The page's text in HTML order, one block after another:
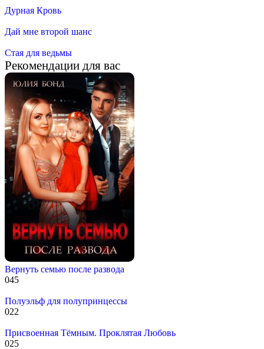
Дурная Кровь
Дай мне второй шанс
Стая для ведьмы
Рекомендации для вас
Вернуть семью после развода
045
Полуэльф для полупринцессы
022
Присвоенная Тёмным. Проклятая Любовь
025